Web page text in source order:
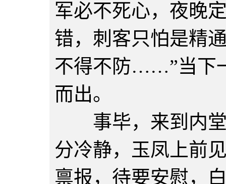
军必不死心，夜晚
错，刺客只怕是精
不得不防……”当下
而出。
事毕，来到内堂
分冷静，玉凤上前
禀报，待要安慰，